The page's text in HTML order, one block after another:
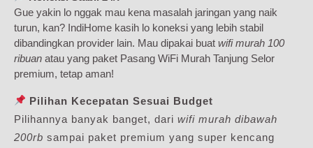
Gue yakin lo nggak mau kena masalah jaringan yang naik
turun, kan? IndiHome kasih lo koneksi yang lebih stabil
dibandingkan provider lain. Mau dipakai buat wifi murah 100
ribuan atau yang paket Pasang WiFi Murah Tanjung Selor
premium, tetap aman!
Pilihan Kecepatan Sesuai Budget
Pilihannya banyak banget, dari wifi murah dibawah
200rb sampai paket premium yang super kencang